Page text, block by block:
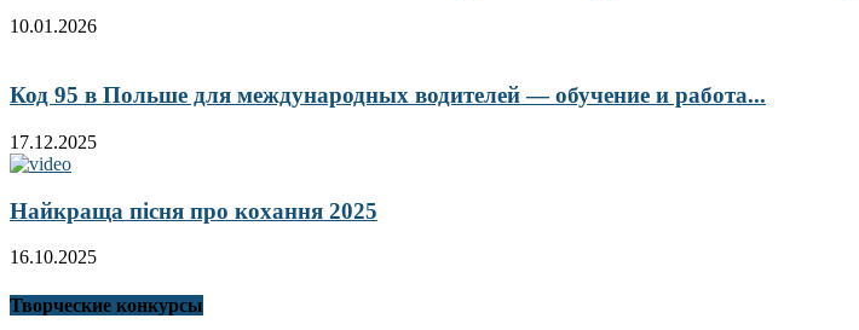
10.01.2026
Код 95 в Польше для международных водителей — обучение и работа...
17.12.2025
Найкраща пісня про кохання 2025
16.10.2025
Творческие конкурсы